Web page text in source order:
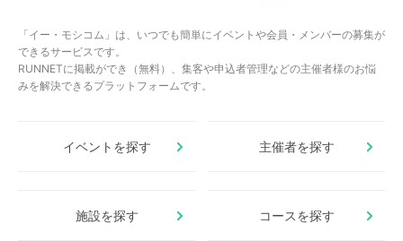
「イー・モシコム」は、いつでも簡単にイベントや会員・メンバーの募集が
できるサービスです。
RUNNETに掲載ができ（無料）、集客や申込者管理などの主催者様のお悩
みを解決できるプラットフォームです。
イベントを探す 主催者を探す
施設を探す コースを探す